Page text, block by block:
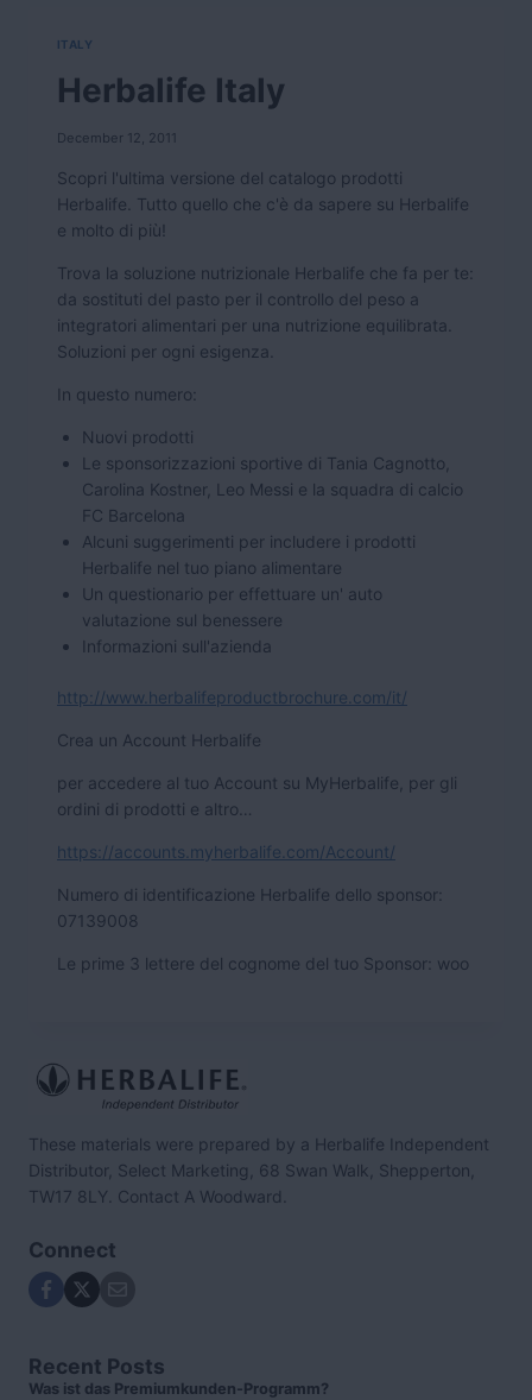
ITALY
Herbalife Italy
December 12, 2011
Scopri l'ultima versione del catalogo prodotti
Herbalife. Tutto quello che c'è da sapere su Herbalife
e molto di più!
Trova la soluzione nutrizionale Herbalife che fa per te:
da sostituti del pasto per il controllo del peso a
integratori alimentari per una nutrizione equilibrata.
Soluzioni per ogni esigenza.
In questo numero:
Nuovi prodotti
Le sponsorizzazioni sportive di Tania Cagnotto,
Carolina Kostner, Leo Messi e la squadra di calcio
FC Barcelona
Alcuni suggerimenti per includere i prodotti
Herbalife nel tuo piano alimentare
Un questionario per effettuare un' auto
valutazione sul benessere
Informazioni sull'azienda
http://www.herbalifeproductbrochure.com/it/
Crea un Account Herbalife
per accedere al tuo Account su MyHerbalife, per gli
ordini di prodotti e altro…
https://accounts.myherbalife.com/Account/
Numero di identificazione Herbalife dello sponsor:
07139008
Le prime 3 lettere del cognome del tuo Sponsor: woo
These materials were prepared by a Herbalife Independent
Distributor, Select Marketing, 68 Swan Walk, Shepperton,
TW17 8LY. Contact A Woodward.
Connect
Recent Posts
Was ist das Premiumkunden-Programm?